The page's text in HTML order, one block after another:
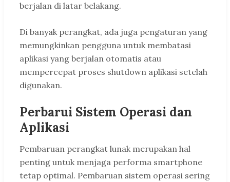
berjalan di latar belakang.
Di banyak perangkat, ada juga pengaturan yang
memungkinkan pengguna untuk membatasi
aplikasi yang berjalan otomatis atau
mempercepat proses shutdown aplikasi setelah
digunakan.
Perbarui Sistem Operasi dan
Aplikasi
Pembaruan perangkat lunak merupakan hal
penting untuk menjaga performa smartphone
tetap optimal. Pembaruan sistem operasi sering